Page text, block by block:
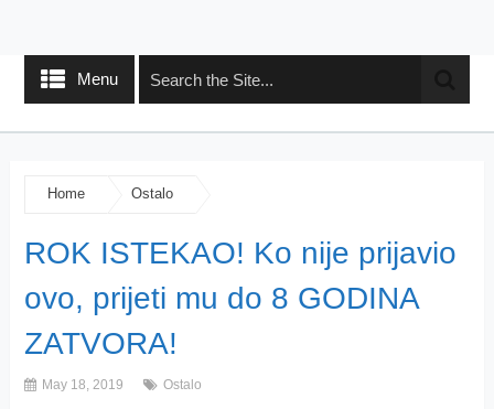
Menu
Home Ostalo
ROK ISTEKAO! Ko nije prijavio
ovo, prijeti mu do 8 GODINA
ZATVORA!
May 18, 2019 Ostalo